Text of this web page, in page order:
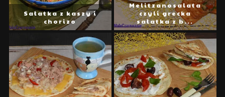
Sałatka z kaszy i
chorizo
Melitzanosalata
czyli grecka
sałatka z b...